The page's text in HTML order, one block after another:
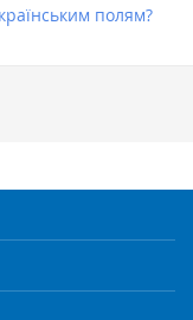
полям?